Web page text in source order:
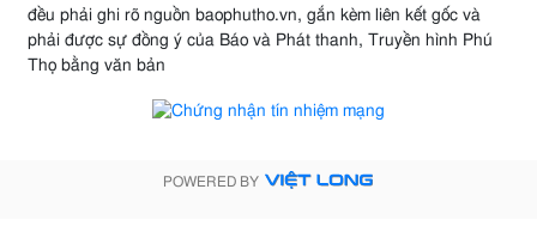
đều phải ghi rõ nguồn baophutho.vn, gắn kèm liên kết gốc và
phải được sự đồng ý của Báo và Phát thanh, Truyền hình Phú
Thọ bằng văn bản
POWERED BY